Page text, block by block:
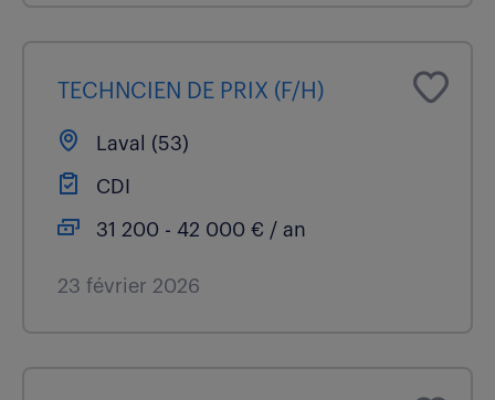
TECHNCIEN DE PRIX (F/H)
Laval (53)
CDI
31 200 - 42 000 € / an
23 février 2026